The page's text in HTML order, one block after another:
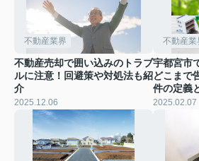
不動産業界
不動産売却で囲い込みのトラブ
ルに注意！回避策や対処法も紹
介
2025.12.06
不動産業
宇都宮市
どこまで
件の定義
2025.02.07